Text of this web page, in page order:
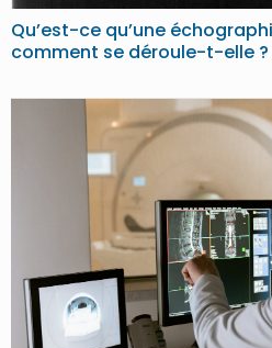
Qu’est-ce qu’une
comment se déroule-t-elle ?